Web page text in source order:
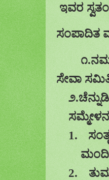
ಇವರ
ಸಂಪಾದಿತ
ಸೇವಾ
೨.
ಸಮ್ಮೇಳನ
1.
2.